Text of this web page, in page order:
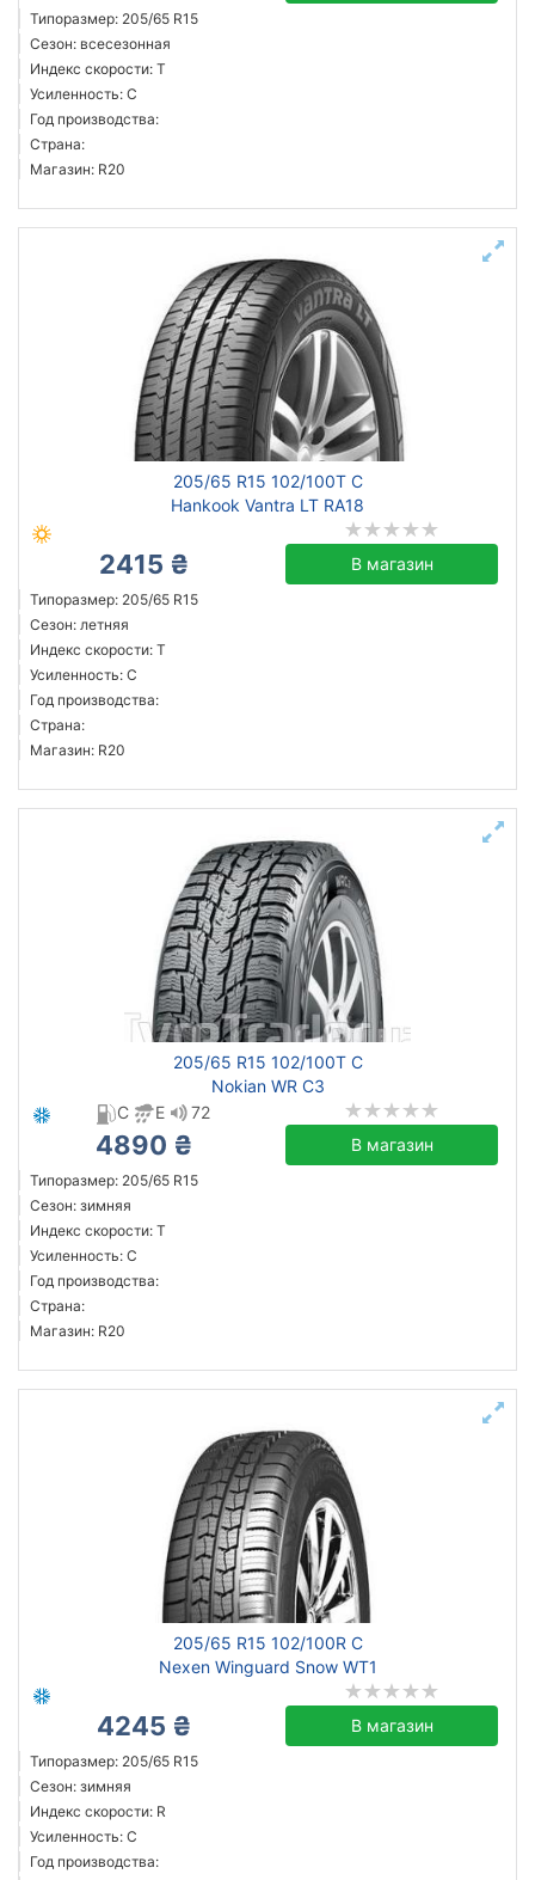
Типоразмер: 205/65 R15
Сезон: всесезонная
Индекс скорости: T
Усиленность: C
Год производства:
Страна:
Магазин: R20
205/65 R15 102/100T C
Hankook Vantra LT RA18
2415 ₴ В магазин
Типоразмер: 205/65 R15
Сезон: летняя
Индекс скорости: T
Усиленность: C
Год производства:
Страна:
Магазин: R20
205/65 R15 102/100T C
Nokian WR C3
C
E 72
4890 ₴ В магазин
Типоразмер: 205/65 R15
Сезон: зимняя
Индекс скорости: T
Усиленность: C
Год производства:
Страна:
Магазин: R20
205/65 R15 102/100R C
Nexen Winguard Snow WT1
4245 ₴ В магазин
Типоразмер: 205/65 R15
Сезон: зимняя
Индекс скорости: R
Усиленность: C
Год производства: